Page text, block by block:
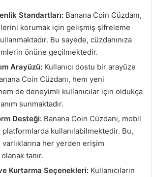
Standartları: Banana Coin Cüzdanı,
korumak için gelişmiş şifreleme
Bu sayede, cüzdanınıza
önüne geçilmektedir.
Arayüzü: Kullanıcı dostu bir arayüze
Coin Cüzdanı, hem yeni
de deneyimli kullanıcılar için oldukça
sunmaktadır.
Desteği: Banana Coin Cüzdanı, mobil
kullanılabilmektedir. Bu,
varlıklarına her yerden erişim
tanır.
Kurtarma Seçenekleri: Kullanıcıların